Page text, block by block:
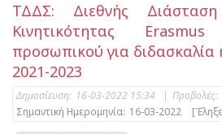
ΤΔΔΣ: Διεθνής
Κινητικότητας
προσωπικού για
2021-2023
Δημοσίευση: 16-03-2022 15:34 | Προβολές:
Σημαντική Ημερομηνία: 16-03-2022